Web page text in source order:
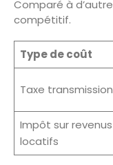
Comparé à
compétitif.
Type de coût
Taxe transmission
Impôt sur revenus
locatifs